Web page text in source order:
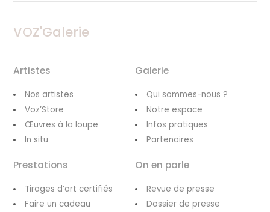
VOZ'Galerie
Artistes
Nos artistes
Voz’Store
Œuvres à la loupe
In situ
Galerie
Qui sommes-nous ?
Notre espace
Infos pratiques
Partenaires
Prestations
Tirages d’art certifiés
Faire un cadeau
On en parle
Revue de presse
Dossier de presse